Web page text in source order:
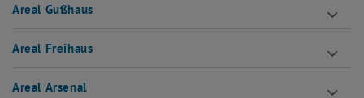
Areal Gußhaus
Areal Freihaus
Areal Arsenal